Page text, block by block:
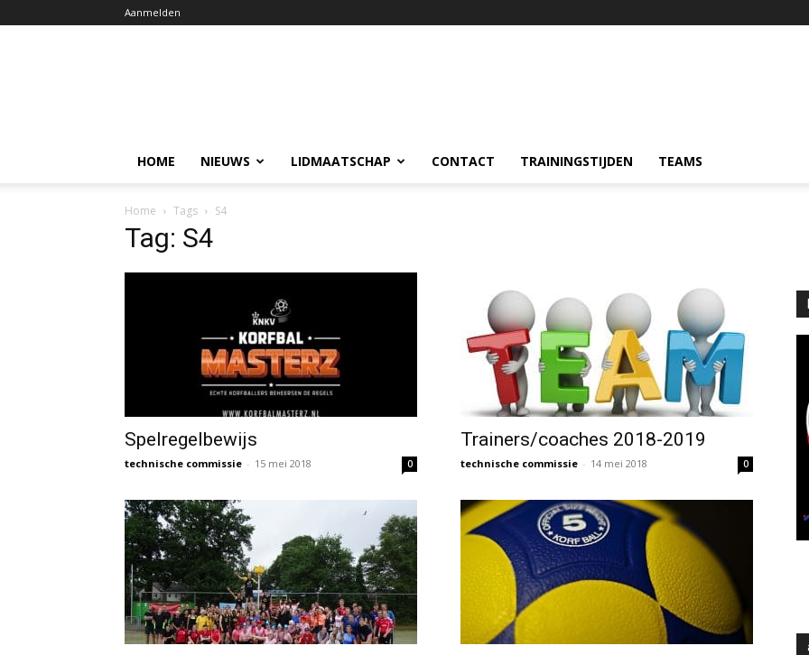
Aanmelden
HOME NIEUWS LIDMAATSCHAP CONTACT TRAININGSTIJDEN TEAMS
Home Tags S4
Tag: S4
Spelregelbewijs
technische commissie - 15 mei 2018 0
Trainers/coaches 2018-2019
technische commissie - 14 mei 2018 0